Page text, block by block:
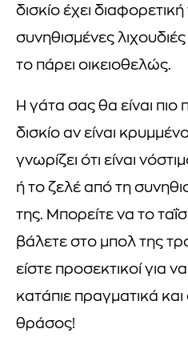
δισκίο έχει
συνηθισμένες
το πάρει οικειοθελώς.
Η γάτα σας θα είναι πιο
δισκίο αν είναι
γνωρίζει ότι είναι
ή το ζελέ από τη
της. Μπορείτε να το
βάλετε στο μπολ της
είστε προσεκτικοί για
κατάπιε πραγματικά
θράσος!